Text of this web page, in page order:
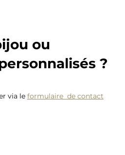
ou
?
via le formulaire de contact